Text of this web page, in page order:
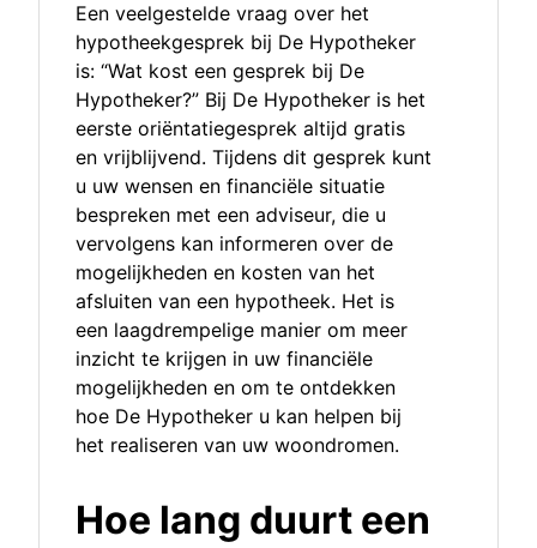
Een veelgestelde vraag over het
hypotheekgesprek bij De Hypotheker
is: “Wat kost een gesprek bij De
Hypotheker?” Bij De Hypotheker is het
eerste oriëntatiegesprek altijd gratis
en vrijblijvend. Tijdens dit gesprek kunt
u uw wensen en financiële situatie
bespreken met een adviseur, die u
vervolgens kan informeren over de
mogelijkheden en kosten van het
afsluiten van een hypotheek. Het is
een laagdrempelige manier om meer
inzicht te krijgen in uw financiële
mogelijkheden en om te ontdekken
hoe De Hypotheker u kan helpen bij
het realiseren van uw woondromen.
Hoe lang duurt een